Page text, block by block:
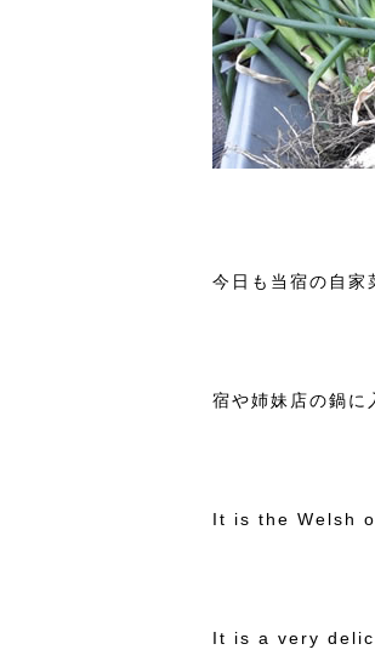
今日も当宿の自家
宿や姉妹店の鍋に
It is the Welsh
It is a very